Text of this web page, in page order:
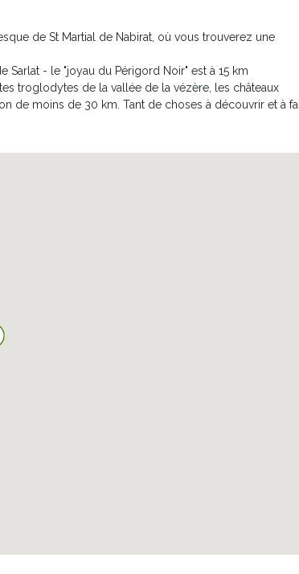
idéal pour les jeux de ballons. Le jardin est
sur la piscine en contrebas... vous pourrez ainsi garder
béton désactivé est également équipée de transats et
et sécurisé par un volet roulant.
de St Martial de Nabirat, où vous trouverez une
Sarlat - le "joyau du Périgord Noir" est à 15 km
troglodytes de la vallée de la vézère, les châteaux
de moins de 30 km. Tant de choses à découvrir et à